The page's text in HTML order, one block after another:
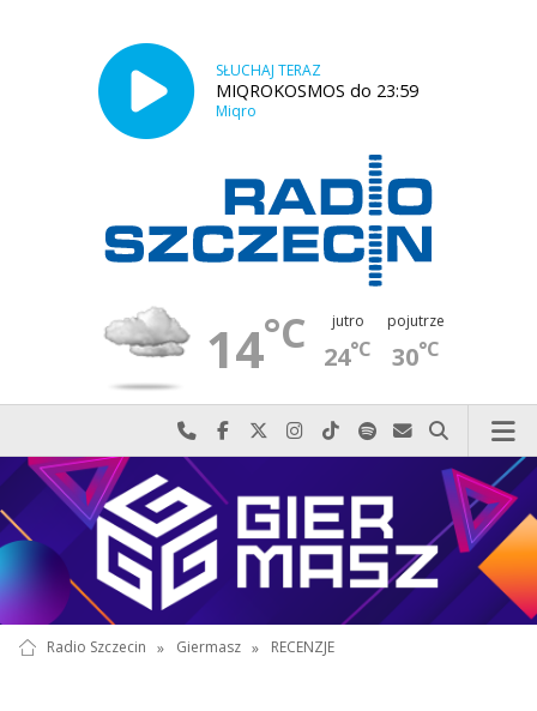
SŁUCHAJ TERAZ
MIQROKOSMOS do 23:59
Miqro
14°C jutro
24°C
pojutrze
30°C
Najlepiej po prostu do nas zadzwoń
Odwiedź nas na Facebook-u
Odwiedź nas na X
Odwiedź nas na Instagram-ie
Odwiedź nas na TikTok-u
Szukaj nas na Spotify
Wyślij do nas
Szukaj
Radio Szczecin » Giermasz » RECENZJE